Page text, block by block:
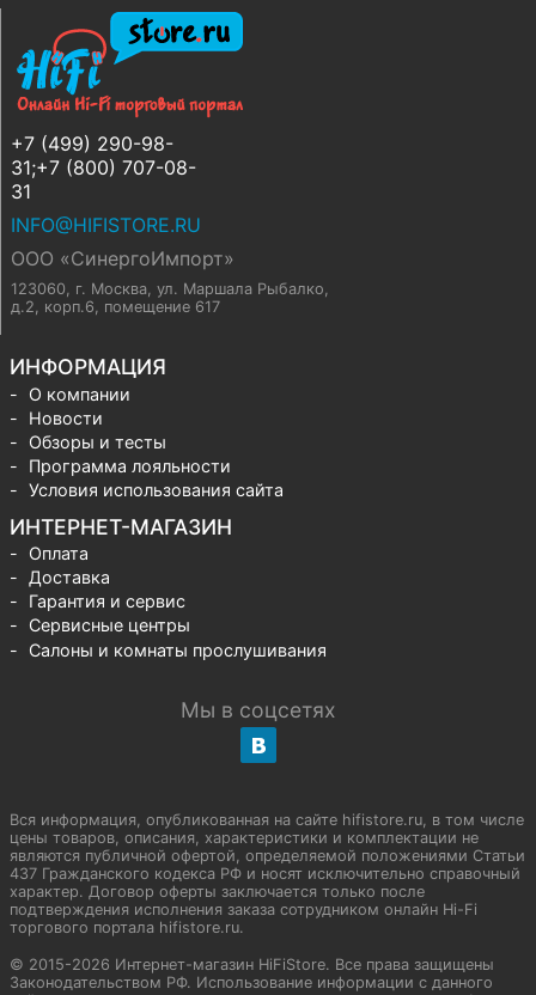
+7 (499) 290-98-
31;+7 (800) 707-08-
31
INFO@HIFISTORE.RU
ООО «СинергоИмпорт»
123060, г. Москва, ул. Маршала Рыбалко,
д.2, корп.6, помещение 617
ИНФОРМАЦИЯ
О компании
Новости
Обзоры и тесты
Программа лояльности
Условия использования сайта
ИНТЕРНЕТ-МАГАЗИН
Оплата
Доставка
Гарантия и сервис
Сервисные центры
Салоны и комнаты прослушивания
Мы в соцсетях
Вся информация, опубликованная на сайте hifistore.ru, в том числе
цены товаров, описания, характеристики и комплектации не
являются публичной офертой, определяемой положениями Статьи
437 Гражданского кодекса РФ и носят исключительно справочный
характер. Договор оферты заключается только после
подтверждения исполнения заказа сотрудником онлайн Hi-Fi
торгового портала hifistore.ru.
© 2015-2026 Интернет-магазин HiFiStore. Все права защищены
Законодательством РФ. Использование информации с данного